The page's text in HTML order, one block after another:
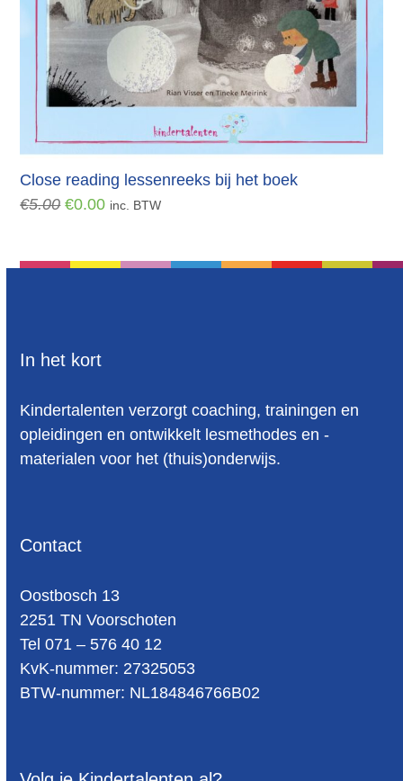
Close reading lessenreeks bij het boek
€5.00 Oorspronkelijke
€5.00.
€0.00Huidige
€0.00.
inc. BTW
In het kort
Kindertalenten verzorgt coaching, trainingen en
opleidingen en ontwikkelt lesmethodes en -
materialen voor het (thuis)onderwijs.
Contact
Oost­bosch 13
2251 TN Voorschoten
Tel 071 – 576 40 12
KvK-nummer: 27325053
BTW-num­mer: NL184846766B02